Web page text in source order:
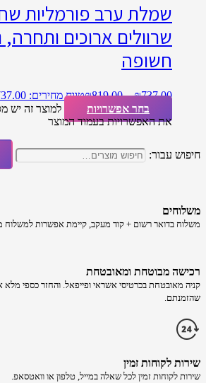
שמלת ערב פורמליות
שרוולים ארוכים ותחרה,
חשופה
₪737.00
–
₪819.00 טווח מחירים: ⁦₪737.00⁩ עד ⁦₪819.00⁩
בחר אפשרויות
למוצר זה יש
את האפשרויות בעמוד המוצר
חיפוש עבור:
משלוחים
משלוח​ ב​דואר רשום + קוד מעקב​​, קיימת אפשרות למשלוח
רכישה​ מבוטחת ​ומאובטחת
קניה מאובטחת בכרטיסי אשראי ופייפאל. והחזר כספי מלא
שהזמנתם.
שירות לקוחות זמין
שירות לקוחות זמין לכל שאלה במייל, טלפון או וואטסאפ.